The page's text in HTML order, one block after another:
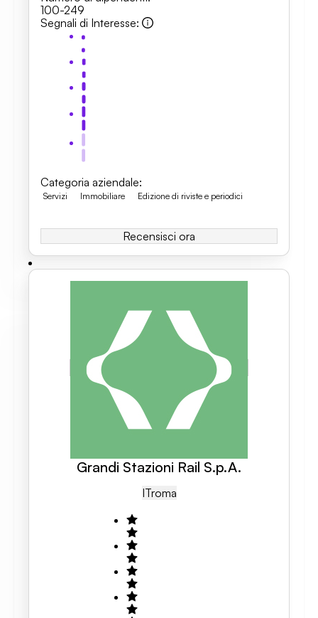
100-249
Segnali di Interesse:
Categoria aziendale:
Servizi Immobiliare Edizione di riviste e periodici
Recensisci ora
Grandi Stazioni Rail S.p.A.
ITRoma